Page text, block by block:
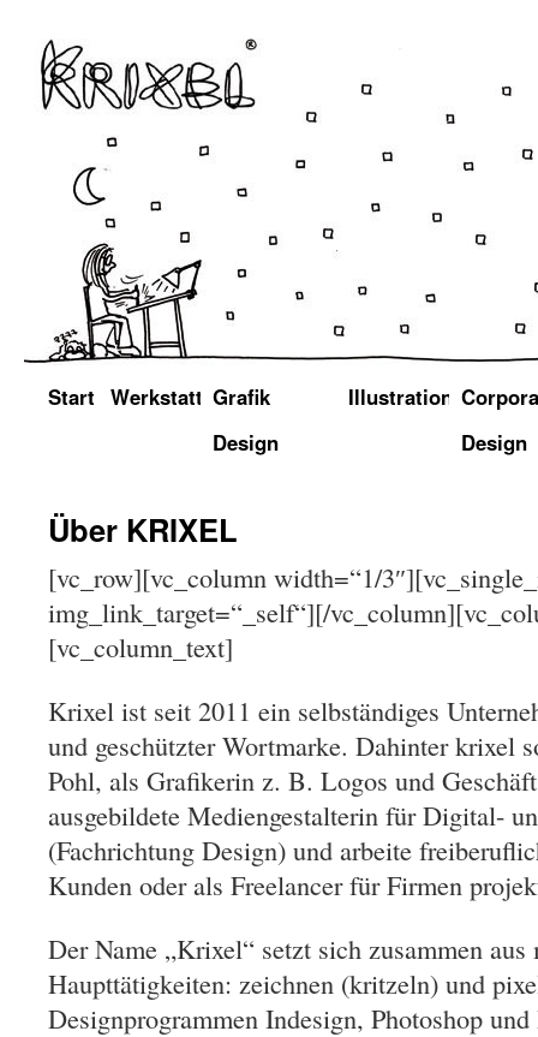
Start Werkstatt Grafik
Design
Illustration
Design
Über KRIXEL
[vc_row][vc_column width=“1/
img_link_target=“_self“][/
[vc_column_text]
Krixel ist seit 2011 ein selbständiges
und geschützter Wortmarke. Dahinter krixel
Pohl, als Grafikerin z. B. Logos und
ausgebildete Mediengestalterin für Digital-
(Fachrichtung Design) und arbeite
Kunden oder als Freelancer für Firmen
Der Name „Krixel“ setzt sich zusammen
Haupttätigkeiten: zeichnen (kritzeln) und
Designprogrammen Indesign, Photoshop